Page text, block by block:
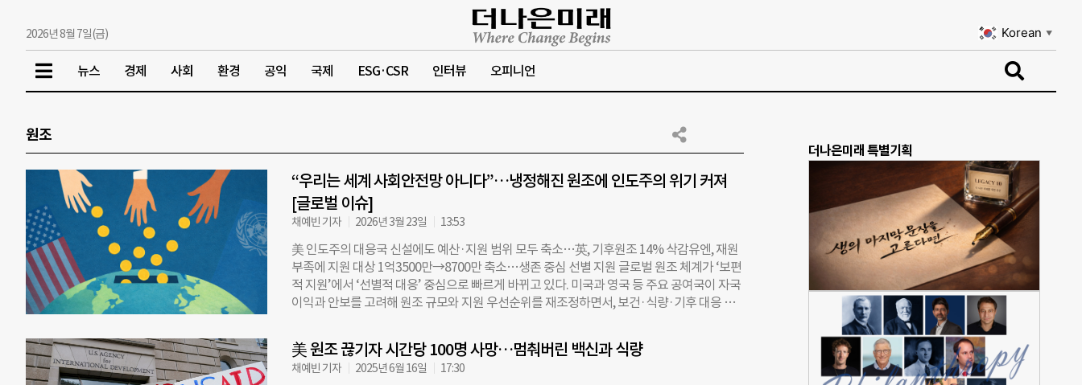
2026년 8월 7일(금) Korean ▼
뉴스 경제 사회 환경 공익 국제 ESG·CSR 인터뷰 오피니언
원조
“우리는 세계 사회안전망 아니다”…냉정해진 원조에 인도주의 위기 커져
[글로벌 이슈]
채예빈 기자 2026년 3월 23일 13:53
美 인도주의 대응국 신설에도 예산·지원 범위 모두 축소…英, 기후원조 14% 삭감유엔, 재원
부족에 지원 대상 1억3500만→8700만 축소…생존 중심 선별 지원 글로벌 원조 체계가 ‘보편
적 지원’에서 ‘선별적 대응’ 중심으로 빠르게 바뀌고 있다. 미국과 영국 등 주요 공여국이 자국
이익과 안보를 고려해 원조 규모와 지원 우선순위를 재조정하면서, 보건·식량·기후 대응 등
자연재해와 인도주의 위기 대응을 총괄하는 ‘재난 및 인도주의 대응국(Bureau of Disaster
and Humanitarian Response)’을 신설했다. 국무부는 3월 23일(현지시각) 관보를 통해 재난
및 인도주의 대응 담당 차관보에게 국제 재난 지원, 글로벌 식량 안보, 인도주의 대응 관련 권
美 원조 끊기자 시간당 100명 사망…멈춰버린 백신과 식량
채예빈 기자 2025년 6월 16일 17:30
더나은미래 특별기획